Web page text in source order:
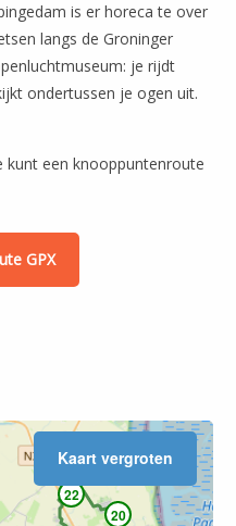
is er horeca te over
langs de Groninger
je rijdt
ondertussen je ogen uit.
kunt een knooppuntenroute
GPX
X (Twitter)
via Mailvia WhatsApp
Kaart vergroten
22
20
Leaflet| ©OpenStreetMap